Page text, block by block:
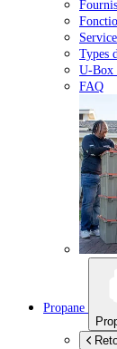
Types
U-Box
FAQ
Propane